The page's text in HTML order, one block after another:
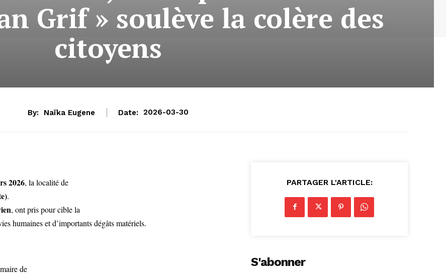
Grif » soulève la colère des
citoyens
By: Naïka Eugene Date: 2026-03-30
2026, la localité de
.
, ont pris pour cible la
humaines et d’importants dégâts matériels.
de
PARTAGER L'ARTICLE:
S'abonner